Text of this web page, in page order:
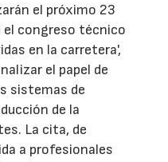
el próximo 23
el congreso técnico
en la carretera',
el papel de
sistemas de
de la
La cita, de
a profesionales